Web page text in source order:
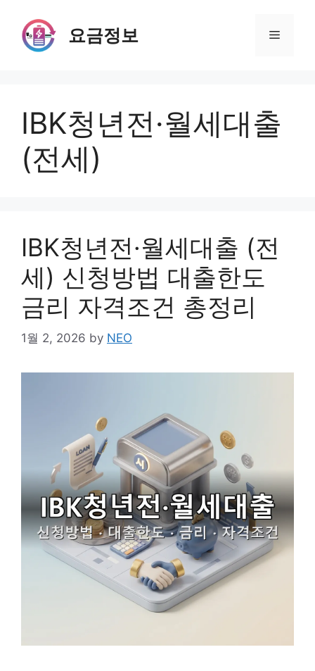
content
요금정보 Menu
IBK청년전·월세대출
(전세)
IBK청년전·월세대출 (전
세) 신청방법 대출한도
금리 자격조건 총정리
1월 2, 2026 by NEO